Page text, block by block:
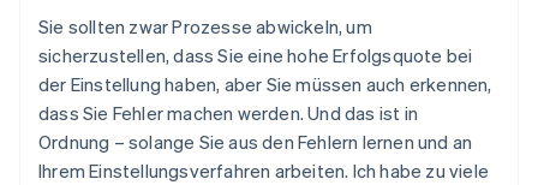
Sie sollten zwar Prozesse abwickeln, um
sicherzustellen, dass Sie eine hohe Erfolgsquote bei
der Einstellung haben, aber Sie müssen auch erkennen,
dass Sie Fehler machen werden. Und das ist in
Ordnung – solange Sie aus den Fehlern lernen und an
Ihrem Einstellungsverfahren arbeiten. Ich habe zu viele
EnglishSvenska
Frankreich
Français English
English
Griechenland
English